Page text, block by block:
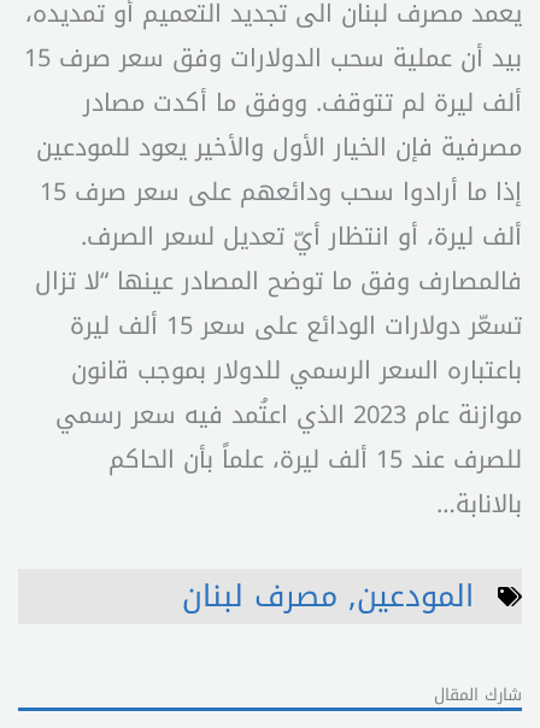
يعمد مصرف لبنان الى تجديد التعميم أو تمديده،
بيد أن عملية سحب الدولارات وفق سعر صرف 15
ألف ليرة لم تتوقف. ووفق ما أكدت مصادر
مصرفية فإن الخيار الأول والأخير يعود للمودعين
إذا ما أرادوا سحب ودائعهم على سعر صرف 15
ألف ليرة، أو انتظار أيّ تعديل لسعر الصرف.
فالمصارف وفق ما توضح المصادر عينها “لا تزال
تسعّر دولارات الودائع على سعر 15 ألف ليرة
باعتباره السعر الرسمي للدولار بموجب قانون
موازنة عام 2023 الذي اعتُمد فيه سعر رسمي
للصرف عند 15 ألف ليرة، علماً بأن الحاكم
بالانابة…
المودعين, مصرف لبنان
شارك المقال